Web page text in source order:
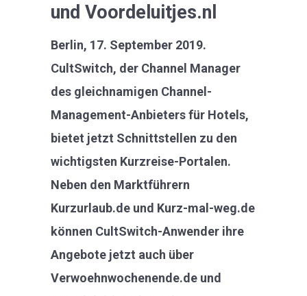
und Voordeluitjes.nl
Berlin, 17. September 2019.
CultSwitch, der Channel Manager
des gleichnamigen Channel-
Management-Anbieters für Hotels,
bietet jetzt Schnittstellen zu den
wichtigsten Kurzreise-Portalen.
Neben den Marktführern
Kurzurlaub.de und Kurz-mal-weg.de
können CultSwitch-Anwender ihre
Angebote jetzt auch über
Verwoehnwochenende.de und